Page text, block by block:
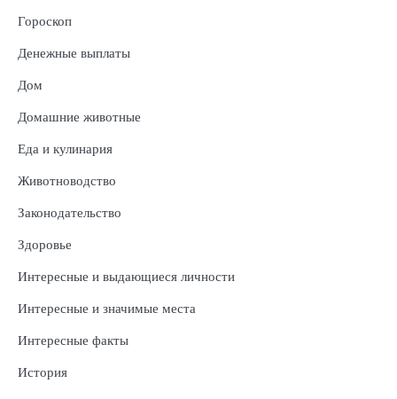
Гороскоп
Денежные выплаты
Дом
Домашние животные
Еда и кулинария
Животноводство
Законодательство
Здоровье
Интересные и выдающиеся личности
Интересные и значимые места
Интересные факты
История